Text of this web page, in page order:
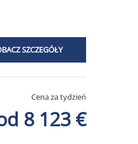
SZCZEGÓŁY
Cena za tydzień
8 123 €